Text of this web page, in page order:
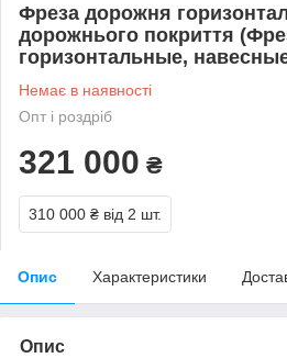
Фреза дорожня
дорожнього покриття
горизонтальные,
Немає в наявності
Опт і роздріб
321 000 ₴
310 000 ₴ від 2 шт.
Опис Характеристики
Опис